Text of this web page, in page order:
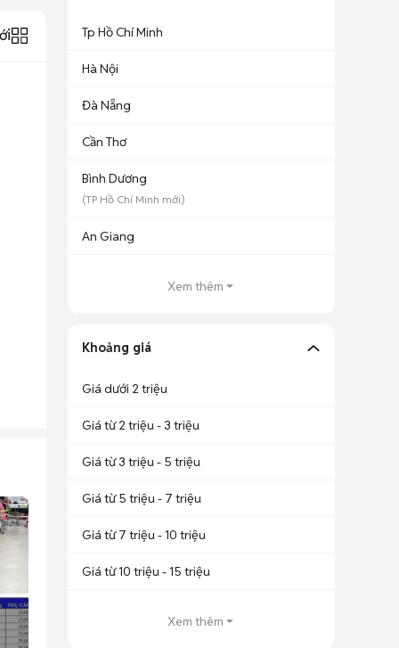
Tp Hồ Chí Minh
Hà Nội
Đà Nẵng
Cần Thơ
Bình Dương
(TP Hồ Chí Minh mới)
An Giang
Xem thêm
Khoảng giá
Giá dưới 2 triệu
Giá từ 2 triệu - 3 triệu
Giá từ 3 triệu - 5 triệu
Giá từ 5 triệu - 7 triệu
Giá từ 7 triệu - 10 triệu
Giá từ 10 triệu - 15 triệu
Xem thêm